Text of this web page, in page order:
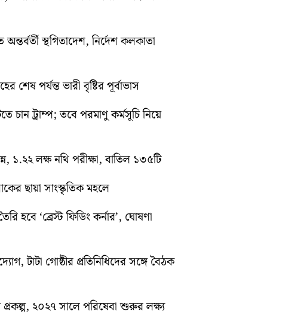
স্থগিতাদেশ, নির্দেশ কলকাতা
শেষ পর্যন্ত ভারী বৃষ্টির পূর্বাভাস
চান ট্রাম্প; তবে পরমাণু কর্মসূচি নিয়ে
১.২২ লক্ষ নথি পরীক্ষা, বাতিল ১৩৫টি
ছায়া সাংস্কৃতিক মহলে
হবে ‘ব্রেস্ট ফিডিং কর্নার’, ঘোষণা
টাটা গোষ্ঠীর প্রতিনিধিদের সঙ্গে বৈঠক
প্রকল্প, ২০২৭ সালে পরিষেবা শুরুর লক্ষ্য